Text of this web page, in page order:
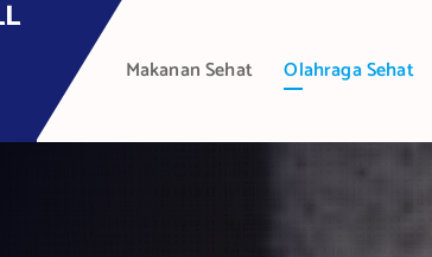
Makanan Sehat Olahraga Sehat